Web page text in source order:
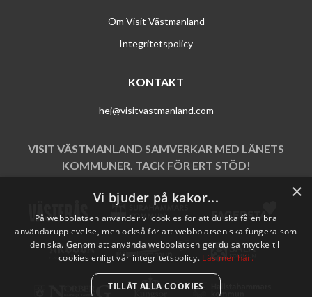
Om Visit Västmanland
Integritetspolicy
KONTAKT
hej@visitvastmanland.com
VISIT VÄSTMANLAND SAMVERKAR MED LÄNETS
KOMMUNER. TACK FÖR ERT STÖD!
×
Vi bjuder på kakor...
På webbplatsen använder vi cookies för att du ska få en bra
användarupplevelse, men också för att webbplatsen ska fungera som
den ska. Genom att använda webbplatsen ger du samtycke till
cookies enligt vår integritetspolicy. Läs mer här.
TILLÅT ALLA COOKIES